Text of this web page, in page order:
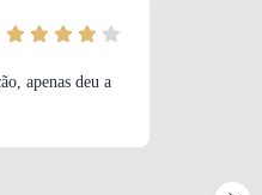
apenas deu a